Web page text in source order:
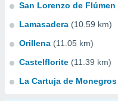
San Lorenzo de Flúmen
Lamasadera (10.59 km)
Orillena (11.05 km)
Castelflorite (11.39 km)
La Cartuja de Monegros